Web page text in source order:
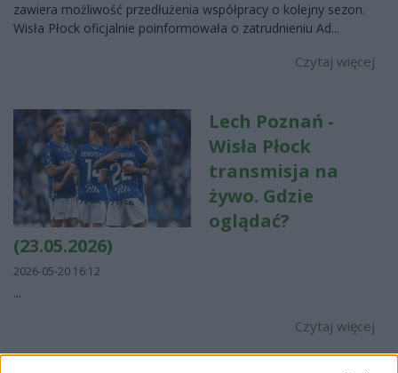
zawiera możliwość przedłużenia współpracy o kolejny sezon.
Wisła Płock oficjalnie poinformowała o zatrudnieniu Ad...
Czytaj więcej
Lech Poznań -
Wisła Płock
transmisja na
żywo. Gdzie
oglądać?
(23.05.2026)
2026-05-20 16:12
...
Czytaj więcej